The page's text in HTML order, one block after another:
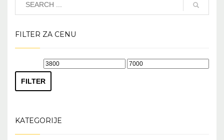
FILTER ZA CENU
Minimalna
cena
Maksimalna
FILTER
KATEGORIJE